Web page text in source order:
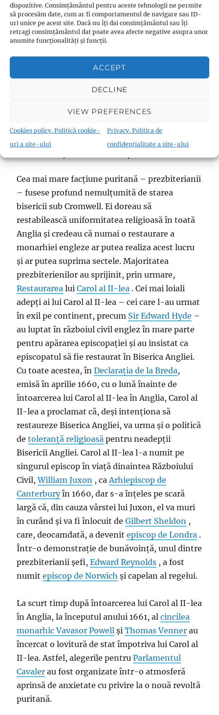
dispozitive. Consimțământul pentru aceste tehnologii ne permite
să procesăm date, cum ar fi comportamentul de navigare sau ID-
uri unice pe acest site. Dacă nu îți dai consimțământul sau îți
retragi consimțământul dat poate avea afecte negative asupra unor
anumite funcționalități și funcții.
ACCEPT
DECLINE
VIEW PREFERENCES
Cookies policy. Politică cookie-
uri a site-ului
Privacy. Politica de
confidențialitate a site-ului
CREȘTEREA SECTELOR
Află mai multe
Această secțiune este goală.
Din 1660 până în prezent
Cea mai mare facțiune puritană – prezbiterianii
– fusese profund nemulțumită de starea
bisericii sub Cromwell. Ei doreau să
restabilească uniformitatea religioasă în toată
Anglia și credeau că numai o restaurare a
monarhiei engleze ar putea realiza acest lucru
și ar putea suprima sectele. Majoritatea
prezbiterienilor au sprijinit, prin urmare,
Restaurarea luiCarol al II-lea . Cei mai loiali
adepți ai lui Carol al II-lea – cei care l-au urmat
în exil pe continent, precum Sir Edward Hyde –
au luptat în războiul civil englez în mare parte
pentru apărarea episcopației și au insistat ca
episcopatul să fie restaurat în Biserica Angliei.
Cu toate acestea, înDeclarația de la Breda,
emisă în aprilie 1660, cu o lună înainte de
întoarcerea lui Carol al II-lea în Anglia, Carol al
II-lea a proclamat că, deși intenționa să
restaureze Biserica Angliei, va urma și o politică
detoleranță religioasă pentru neadepții
Bisericii Angliei. Carol al II-lea l-a numit pe
singurul episcop în viață dinaintea Războiului
Civil,William Juxon , caArhiepiscop de
Canterburyîn 1660, dar s-a înțeles pe scară
largă că, din cauza vârstei lui Juxon, el va muri
în curând și va fi înlocuit deGilbert Sheldon ,
care, deocamdată, a devenitepiscop de Londra .
Într-o demonstrație de bunăvoință, unul dintre
prezbiterianii șefi,Edward Reynolds , a fost
numitepiscop de Norwich și capelan al regelui.
La scurt timp după întoarcerea lui Carol al II-lea
în Anglia, la începutul anului 1661, alcincilea
monarhicVavasor Powell șiThomas Venner au
încercat o lovitură de stat împotriva lui Carol al
II-lea. Astfel, alegerile pentruParlamentul
Cavaler au fost organizate într-o atmosferă
aprinsă de anxietate cu privire la o nouă revoltă
puritană.